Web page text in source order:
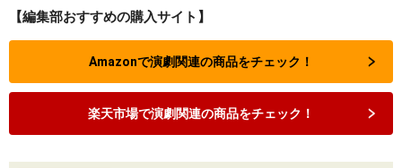
【編集部おすすめの購入サイト】
Amazonで演劇関連の商品をチェック！
楽天市場で演劇関連の商品をチェック！